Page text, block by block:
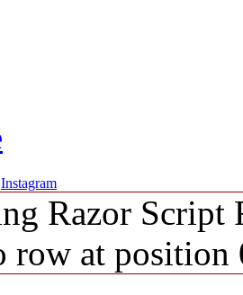
Instagram
Razor Script
row at position